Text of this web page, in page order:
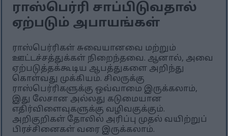
ராஸ்பெர்ரி சாப்பிடுவதால்
ஏற்படும் அபாயங்கள்
ராஸ்பெர்ரிகள் சுவையானவை மற்றும்
ஊட்டச்சத்துக்கள் நிறைந்தவை. ஆனால், அவை
ஏற்படுத்தக்கூடிய ஆபத்துகளை அறிந்து
கொள்வது முக்கியம். சிலருக்கு
ராஸ்பெர்ரிகளுக்கு ஒவ்வாமை இருக்கலாம்,
இது லேசான அல்லது கடுமையான
எதிர்விளைவுகளுக்கு வழிவகுக்கும்.
அறிகுறிகள் தோலில் அரிப்பு முதல் வயிற்றுப்
பிரச்சினைகள் வரை இருக்கலாம்.